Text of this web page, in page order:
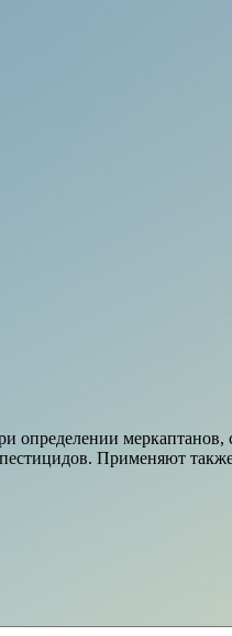
определении меркаптанов,
Применяют